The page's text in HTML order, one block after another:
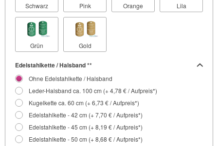
Schwarz Pink Orange Lila
Grün Gold
Edelstahlkette / Halsband **
Ohne Edelstahlkette / Halsband
Leder-Halsband ca. 100 cm (+ 4,78 € / Aufpreis*)
Kugelkette ca. 60 cm (+ 6,73 € / Aufpreis*)
Edelstahlkette - 42 cm (+ 7,70 € / Aufpreis*)
Edelstahlkette - 45 cm (+ 8,19 € / Aufpreis*)
Edelstahlkette - 50 cm (+ 8,68 € / Aufpreis*)